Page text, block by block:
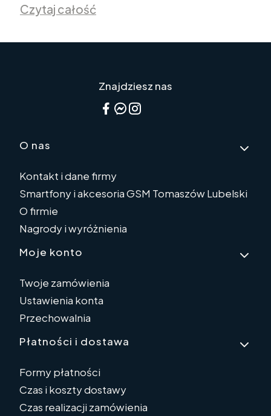
Czytaj całość
Znajdziesz nas
Linki w stopce
O nas
Kontakt i dane firmy
Smartfony i akcesoria GSM Tomaszów Lubelski
O firmie
Nagrody i wyróżnienia
Moje konto
Twoje zamówienia
Ustawienia konta
Przechowalnia
Płatności i dostawa
Formy płatności
Czas i koszty dostawy
Czas realizacji zamówienia